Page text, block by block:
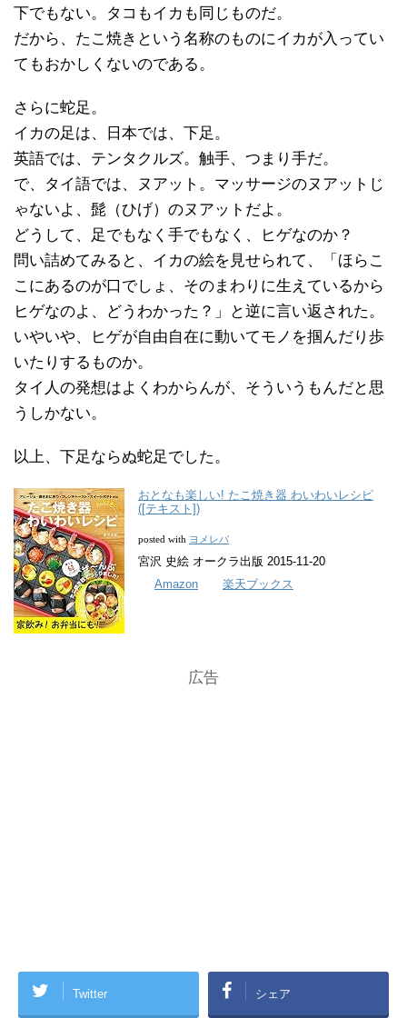
下でもない。タコもイカも同じものだ。
だから、たこ焼きという名称のものにイカが入ってい
てもおかしくないのである。
さらに蛇足。
イカの足は、日本では、下足。
英語では、テンタクルズ。触手、つまり手だ。
で、タイ語では、ヌアット。マッサージのヌアットじ
ゃないよ、髭（ひげ）のヌアットだよ。
どうして、足でもなく手でもなく、ヒゲなのか？
問い詰めてみると、イカの絵を見せられて、「ほらこ
こにあるのが口でしょ、そのまわりに生えているから
ヒゲなのよ、どうわかった？」と逆に言い返された。
いやいや、ヒゲが自由自在に動いてモノを掴んだり歩
いたりするものか。
タイ人の発想はよくわからんが、そういうもんだと思
うしかない。
以上、下足ならぬ蛇足でした。
おとなも楽しい! たこ焼き器 わいわいレシピ
([テキスト])
posted with ヨメレバ
宮沢 史絵 オークラ出版 2015-11-20
Amazon
楽天ブックス
広告
Twitter シェア